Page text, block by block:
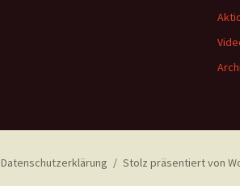
Datenschutzerklärung Stolz präsentiert von